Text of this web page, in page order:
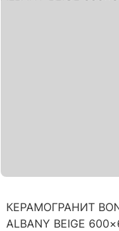
КЕРАМОГРАНИТ
ALBANY BEIGE